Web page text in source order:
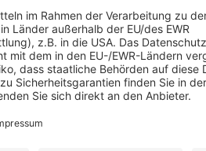
Das sind Wir! –
ARBEITSSICHERHEIT
Gefahren in der
Bei der Grünpflege arbeiten
Pflanzen und Tieren als
biologische Gefährdungen